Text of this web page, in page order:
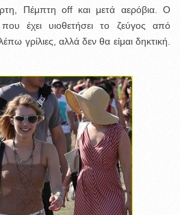
Πέμπτη off και μετά αερόβια. Ο
έχει υιοθετήσει το ζεύγος από
γρίλιες, αλλά δεν θα είμαι δηκτική.